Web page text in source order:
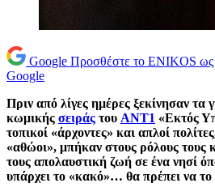
Google Προσθέστε το ENIKOS ως
Google
Πριν από λίγες ημέρες ξεκίνησαν τα
κωμικής σειράς του ANT1 «Εκτός
τοπικοί «άρχοντες» και απλοί
«αθώοι», μπήκαν στους ρόλους τους
τους απολαυστική ζωή σε ένα νησί
υπάρχει το «κακό»… θα πρέπει να το